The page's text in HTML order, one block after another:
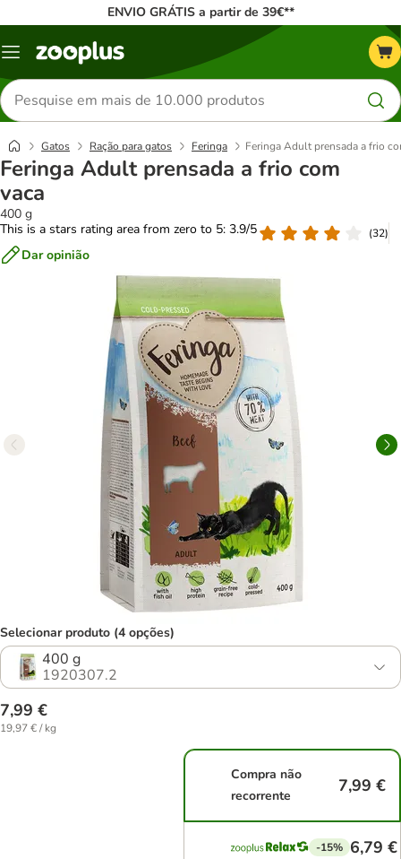
ENVIO GRÁTIS a partir de 39€**
Menu
Pesquisar
produtos
Gatos Ração para gatos Feringa Feringa Adult prensada a frio
Feringa Adult prensada a frio com
vaca
400 g
This is a stars rating area from zero to 5: 3.9/5
(32)
Dar opinião
Selecionar produto (4 opções)
400 g
1920307.2
7,99 €
19,97 € / kg
Compra não
recorrente
7,99 €
-15% 6,79 €